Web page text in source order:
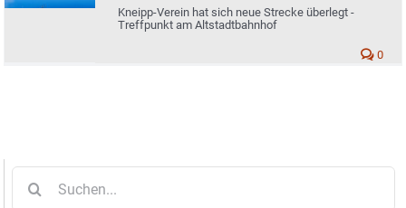
Kneipp-Verein hat sich neue Strecke überlegt -
Treffpunkt am Altstadtbahnhof
0
nach: